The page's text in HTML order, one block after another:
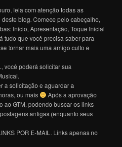
leia com atenção todas as
blog. Comece pelo cabeçalho,
Início, Apresentação, Toque Inicial
tudo que você precisa saber para
tornar mais uma amigo culto e
você poderá solicitar sua
a solicitação e aguardar a
ou mais
Após a aprovação
ao GTM, podendo buscar os links
antigas (enquanto seus
POR E-MAIL. Links apenas no